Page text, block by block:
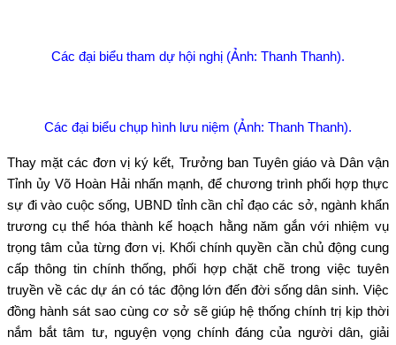
Các đại biểu tham dự hội nghị (Ảnh: Thanh Thanh).
Các đại biểu chụp hình lưu niệm (Ảnh: Thanh Thanh).
Thay mặt các đơn vị ký kết, Trưởng ban Tuyên giáo và Dân vận
Tỉnh ủy Võ Hoàn Hải nhấn mạnh, để chương trình phối hợp thực
sự đi vào cuộc sống, UBND tỉnh cần chỉ đạo các sở, ngành khẩn
trương cụ thể hóa thành kế hoạch hằng năm gắn với nhiệm vụ
trọng tâm của từng đơn vị. Khối chính quyền cần chủ động cung
cấp thông tin chính thống, phối hợp chặt chẽ trong việc tuyên
truyền về các dự án có tác động lớn đến đời sống dân sinh. Việc
đồng hành sát sao cùng cơ sở sẽ giúp hệ thống chính trị kịp thời
nắm bắt tâm tư, nguyện vọng chính đáng của người dân, giải